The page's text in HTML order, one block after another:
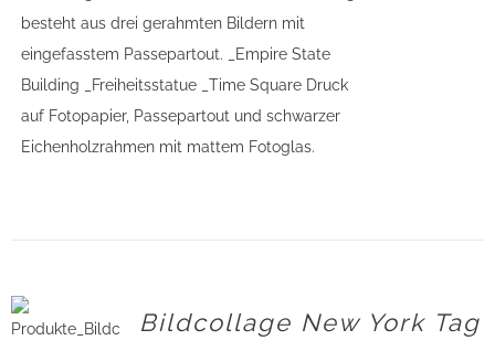
besteht aus drei gerahmten Bildern mit
eingefasstem Passepartout. _Empire State
Building _Freiheitsstatue _Time Square Druck
auf Fotopapier, Passepartout und schwarzer
Eichenholzrahmen mit mattem Fotoglas.
Bildcollage New York Tag